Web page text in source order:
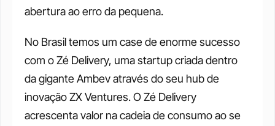
abertura ao erro da pequena.
No Brasil temos um case de enorme sucesso
com o Zé Delivery, uma startup criada dentro
da gigante Ambev através do seu hub de
inovação ZX Ventures. O Zé Delivery
acrescenta valor na cadeia de consumo ao se